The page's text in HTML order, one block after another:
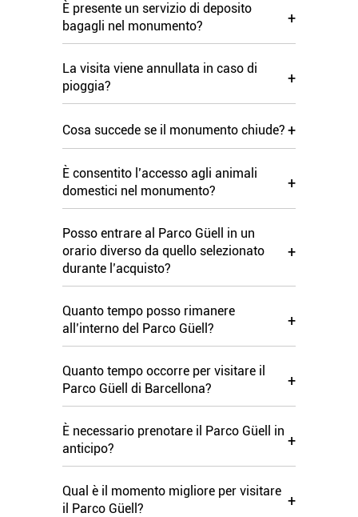
È presente un servizio di deposito
bagagli nel monumento?
+
La visita viene annullata in caso di
pioggia?
+
Cosa succede se il monumento chiude? +
È consentito l’accesso agli animali
domestici nel monumento?
+
Posso entrare al Parco Güell in un
orario diverso da quello selezionato
durante l’acquisto?
+
Quanto tempo posso rimanere
all’interno del Parco Güell?
+
Quanto tempo occorre per visitare il
Parco Güell di Barcellona?
+
È necessario prenotare il Parco Güell in
anticipo?
+
Qual è il momento migliore per visitare
il Parco Güell?
+